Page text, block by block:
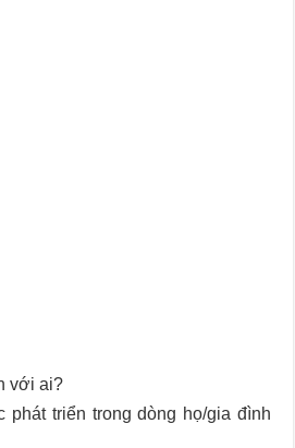
với ai?
phát triển trong dòng họ/gia đình